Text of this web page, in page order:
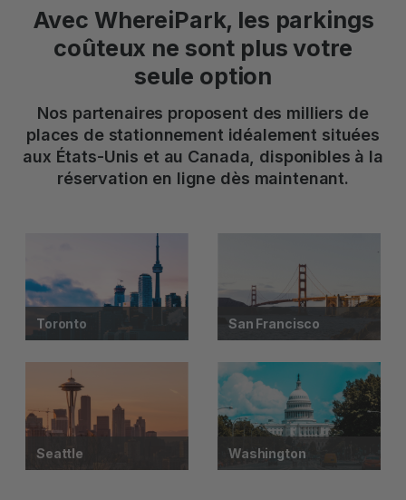
Avec WhereiPark, les parkings
coûteux ne sont plus votre
seule option
Nos partenaires proposent des milliers de
places de stationnement idéalement situées
aux États-Unis et au Canada, disponibles à la
réservation en ligne dès maintenant.
Toronto San Francisco
Seattle Washington